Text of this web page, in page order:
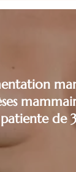
patiente de